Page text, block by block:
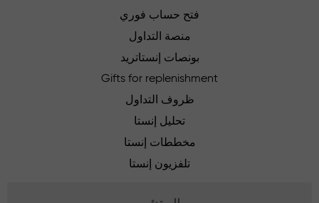
فتح حساب فوري
منصة التداول
بونصات إنستاتريد
Gifts for replenishment
ظروف التداول
تحليل إنستا
مخططات إنستا
تلفزيون إنستا